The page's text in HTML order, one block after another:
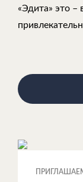
«Эдита» это –